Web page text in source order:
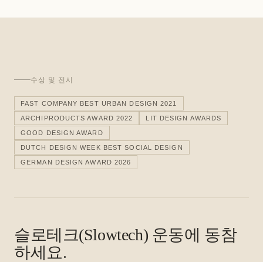
수상 및 전시
FAST COMPANY BEST URBAN DESIGN 2021
ARCHIPRODUCTS AWARD 2022 LIT DESIGN AWARDS
GOOD DESIGN AWARD
DUTCH DESIGN WEEK BEST SOCIAL DESIGN
GERMAN DESIGN AWARD 2026
슬로테크(Slowtech) 운동에 동참
하세요.